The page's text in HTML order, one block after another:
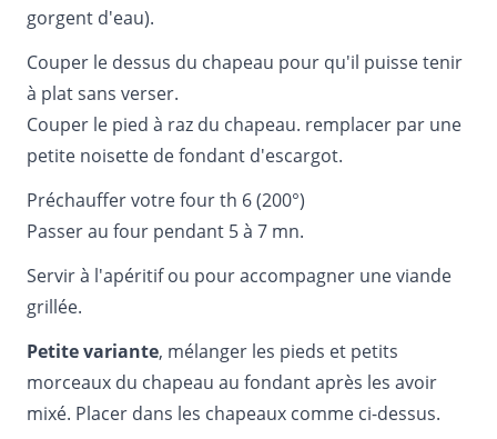
gorgent d'eau).
Couper le dessus du chapeau pour qu'il puisse tenir
à plat sans verser.
Couper le pied à raz du chapeau. remplacer par une
petite noisette de fondant d'escargot.
Préchauffer votre four th 6 (200°)
Passer au four pendant 5 à 7 mn.
Servir à l'apéritif ou pour accompagner une viande
grillée.
Petite variante, mélanger les pieds et petits
morceaux du chapeau au fondant après les avoir
mixé. Placer dans les chapeaux comme ci-dessus.